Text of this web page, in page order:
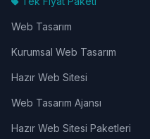
Web Tasarım
Kurumsal Web Tasarım
Hazır Web Sitesi
Web Tasarım Ajansı
Hazır Web Sitesi Paketleri